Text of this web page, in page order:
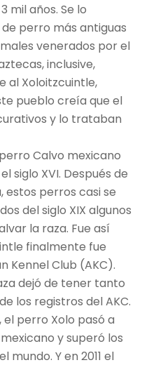
mil años. Se lo
perro más antiguas
venerados por el
inclusive,
al Xoloitzcuintle,
pueblo creía que el
y lo trataban
Calvo mexicano
siglo XVI. Después de
estos perros casi se
del siglo XIX algunos
la raza. Fue así
finalmente fue
Kennel Club (AKC).
dejó de tener tanto
los registros del AKC.
el perro Xolo pasó a
y superó los
Y en 2011 el